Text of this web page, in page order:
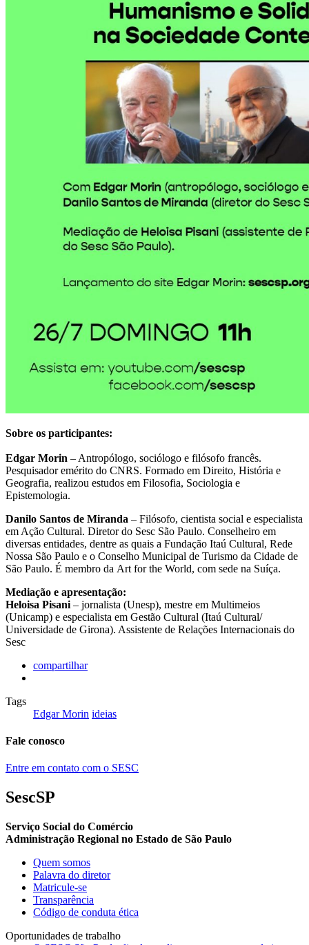
Sobre os participantes:
Edgar Morin – Antropólogo, sociólogo e filósofo francês.
Pesquisador emérito do CNRS. Formado em Direito, História e
Geografia, realizou estudos em Filosofia, Sociologia e
Epistemologia.
Danilo Santos de Miranda – Filósofo, cientista social e especialista
em Ação Cultural. Diretor do Sesc São Paulo. Conselheiro em
diversas entidades, dentre as quais a Fundação Itaú Cultural, Rede
Nossa São Paulo e o Conselho Municipal de Turismo da Cidade de
São Paulo. É membro da Art for the World, com sede na Suíça.
Mediação e apresentação:
Heloisa Pisani – jornalista (Unesp), mestre em Multimeios
(Unicamp) e especialista em Gestão Cultural (Itaú Cultural/
Universidade de Girona). Assistente de Relações Internacionais do
Sesc
compartilhar
Tags
Edgar Morin ideias
Fale conosco
Entre em contato com o SESC
SescSP
Serviço Social do Comércio
Administração Regional no Estado de São Paulo
Quem somos
Palavra do diretor
Matricule-se
Transparência
Código de conduta ética
Oportunidades de trabalho